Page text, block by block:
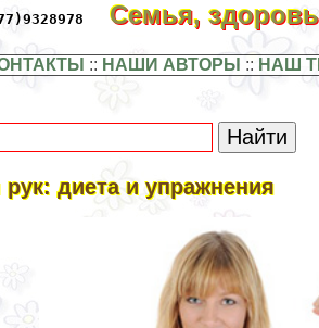
Семья,
:: НАШИ АВТОРЫ :: НАШ
диета и упражнения